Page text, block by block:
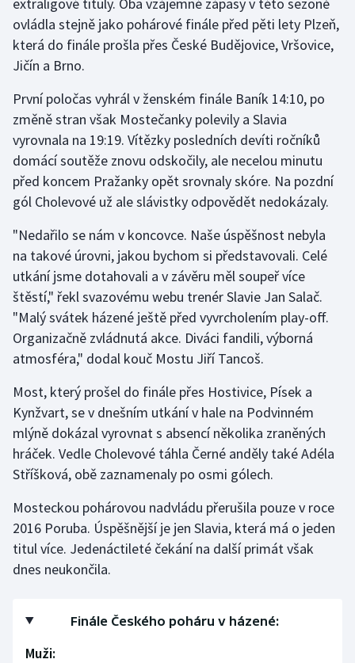
Stolní tenis
Triatlon
Vodní slalom
Volejbal
Ostatní
ovládla stejně jako pohárové finále před pěti lety Plzeň,
která do finále prošla přes České Budějovice, Vršovice,
Jičín a Brno.
První poločas vyhrál v ženském finále Baník 14:10, po
změně stran však Mostečanky polevily a Slavia
vyrovnala na 19:19. Vítězky posledních devíti ročníků
domácí soutěže znovu odskočily, ale necelou minutu
před koncem Pražanky opět srovnaly skóre. Na pozdní
gól Cholevové už ale slávistky odpovědět nedokázaly.
"Nedařilo se nám v koncovce. Naše úspěšnost nebyla
na takové úrovni, jakou bychom si představovali. Celé
utkání jsme dotahovali a v závěru měl soupeř více
štěstí," řekl svazovému webu trenér Slavie Jan Salač.
"Malý svátek házené ještě před vyvrcholením play-off.
Organizačně zvládnutá akce. Diváci fandili, výborná
atmosféra," dodal kouč Mostu Jiří Tancoš.
Most, který prošel do finále přes Hostivice, Písek a
Kynžvart, se v dnešním utkání v hale na Podvinném
mlýně dokázal vyrovnat s absencí několika zraněných
hráček. Vedle Cholevové táhla Černé anděly také Adéla
Stříšková, obě zaznamenaly po osmi gólech.
Mosteckou pohárovou nadvládu přerušila pouze v roce
2016 Poruba. Úspěšnější je jen Slavia, která má o jeden
titul více. Jedenáctileté čekání na další primát však
dnes neukončila.
Finále Českého poháru v házené:
Muži: